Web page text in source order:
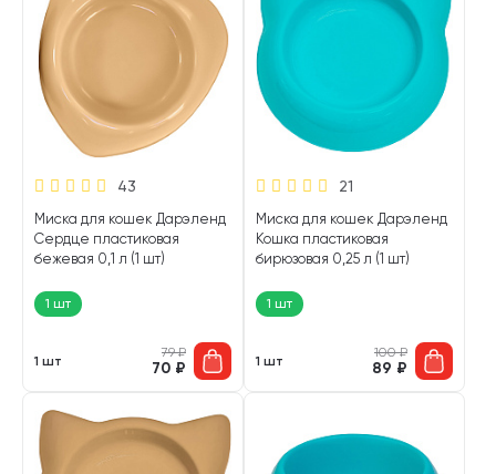
43
Миска для кошек Дарэленд
Сердце пластиковая
бежевая 0,1 л (1 шт)
1 шт
1 шт
79₽
70 ₽
21
Миска для кошек Дарэленд
Кошка пластиковая
бирюзовая 0,25 л (1 шт)
1 шт
1 шт
100₽
89 ₽